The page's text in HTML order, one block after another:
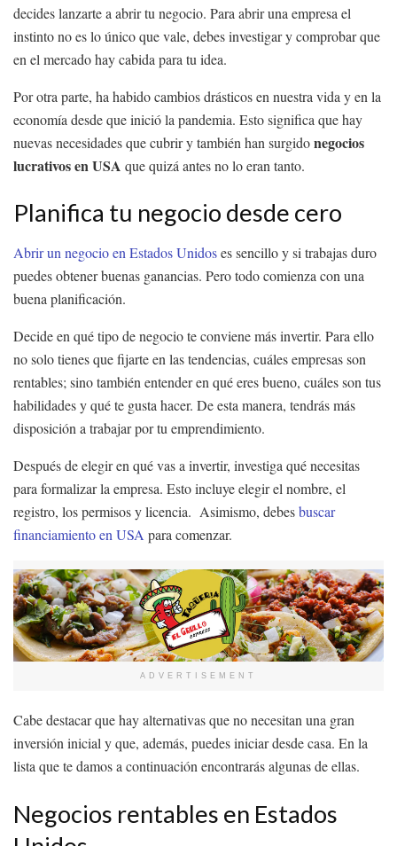
decides lanzarte a abrir tu negocio. Para abrir una empresa el
instinto no es lo único que vale, debes investigar y comprobar que
en el mercado hay cabida para tu idea.
Por otra parte, ha habido cambios drásticos en nuestra vida y en la
economía desde que inició la pandemia. Esto significa que hay
nuevas necesidades que cubrir y también han surgidonegocios
lucrativos en USA que quizá antes no lo eran tanto.
Planifica tu negocio desde cero
Abrir un negocio en Estados Unidoses sencillo y si trabajas duro
puedes obtener buenas ganancias. Pero todo comienza con una
buena planificación.
Decide en qué tipo de negocio te conviene más invertir. Para ello
no solo tienes que fijarte en las tendencias, cuáles empresas son
rentables; sino también entender en qué eres bueno, cuáles son tus
habilidades y qué te gusta hacer. De esta manera, tendrás más
disposición a trabajar por tu emprendimiento.
Después de elegir en qué vas a invertir, investiga qué necesitas
para formalizar la empresa. Esto incluye elegir el nombre, el
registro, los permisos y licencia. Asimismo, debesbuscar
financiamiento en USA para comenzar.
ADVERTISEMENT
Cabe destacar que hay alternativas que no necesitan una gran
inversión inicial y que, además, puedes iniciar desde casa. En la
lista que te damos a continuación encontrarás algunas de ellas.
Negocios rentables en Estados